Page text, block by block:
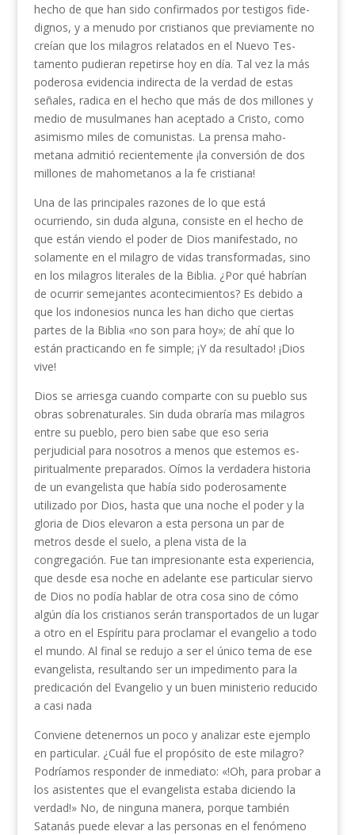
hecho de que han sido confirmados por testigos fide­
dignos, y a menudo por cristianos que previamente no
creían que los milagros relatados en el Nuevo Tes­
tamento pudieran repetirse hoy en día. Tal vez la más
poderosa evidencia indirecta de la verdad de estas
señales, radica en el hecho que más de dos mi­llones y
medio de musulmanes han aceptado a Cristo, como
asimismo miles de comunistas. La prensa maho­
metana admitió recientemente ¡la conversión de dos
millones de mahometanos a la fe cristiana!
Una de las principales razones de lo que está
ocurriendo, sin duda alguna, consiste en el hecho de
que están viendo el poder de Dios manifestado, no
solamente en el mi­lagro de vidas transformadas, sino
en los milagros literales de la Biblia. ¿Por qué habrían
de ocurrir semejantes acontecimientos? Es debido a
que los in­donesios nunca les han dicho que ciertas
partes de la Biblia «no son para hoy»; de ahí que lo
están practicando en fe simple; ¡Y da resultado! ¡Dios
vive!
Dios se arriesga cuando comparte con su pueblo sus
obras sobrenaturales. Sin duda obraría mas mi­lagros
entre su pueblo, pero bien sabe que eso seria
perjudicial para nosotros a menos que estemos es­
piritualmente preparados. Oímos la verdadera histo­ria
de un evangelista que había sido poderosamente
utilizado por Dios, hasta que una noche el poder y la
gloria de Dios elevaron a esta persona un par de
metros desde el suelo, a plena vista de la
congregación. Fue tan impresionante esta experiencia,
que desde esa noche en adelante ese particular siervo
de Dios no podía hablar de otra cosa sino de cómo
algún día los cristianos serán transportados de un lugar
a otro en el Espíritu para proclamar el evange­lio a todo
el mundo. Al final se redujo a ser el único tema de ese
evangelista, resultando ser un impedimento para la
predicación del Evangelio y un buen ministerio reducido
a casi nada
Conviene detenernos un poco y analizar este ejem­plo
en particular. ¿Cuál fue el propósito de este mi­lagro?
Podríamos responder de inmediato: «!Oh, pa­ra probar a
los asistentes que el evangelista estaba diciendo la
verdad!» No, de ninguna manera, porque también
Satanás puede elevar a las personas en el fenómeno